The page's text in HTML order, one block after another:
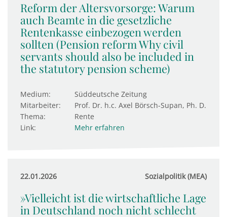
Reform der Altersvorsorge: Warum
auch Beamte in die gesetzliche
Rentenkasse einbezogen werden
sollten (Pension reform Why civil
servants should also be included in
the statutory pension scheme)
Medium:
Süddeutsche Zeitung
Mitarbeiter:
Prof. Dr. h.c. Axel Börsch-Supan, Ph. D.
Thema:
Rente
Link:
Mehr erfahren
22.01.2026 Sozialpolitik (MEA)
»Vielleicht ist die wirtschaftliche Lage
in Deutschland noch nicht schlecht